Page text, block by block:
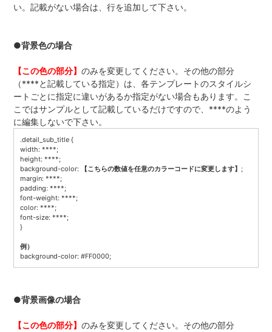
い。記載がない場合は、行を追加して下さい。
●背景色の場合
【この色の部分】 のみを変更してください。その他の部分
（****と記載している指定）は、各テンプレートのスタイルシ
ートごとに指定に違いがあるか指定がない場合もあります。こ
こではサンプルとして記載しているだけですので、****のよう
に編集しないで下さい。
.detail_sub_title {
width: ****;
height: ****;
background-color:
【こちらの数値を任意のカラーコードに変更します】 ;
margin: ****;
padding: ****;
font-weight: ****;
color: ****;
font-size: ****;
}
例）
background-color: #FF0000;
●背景画像の場合
【この色の部分】 のみを変更してください。その他の部分